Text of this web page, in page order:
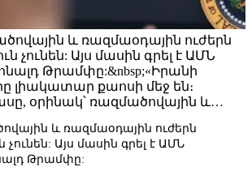
և ռազմաօդային ուժերն
չունեն: Այս մասին գրել է ԱՄՆ
Թրամփը:&nbsp;«Իրանի
լիակատար քաոսի մեջ են։
օրինակ՝ ռազմածովային և…
և ռազմաօդային ուժերն
չունեն: Այս մասին գրել է ԱՄՆ
Թրամփը: